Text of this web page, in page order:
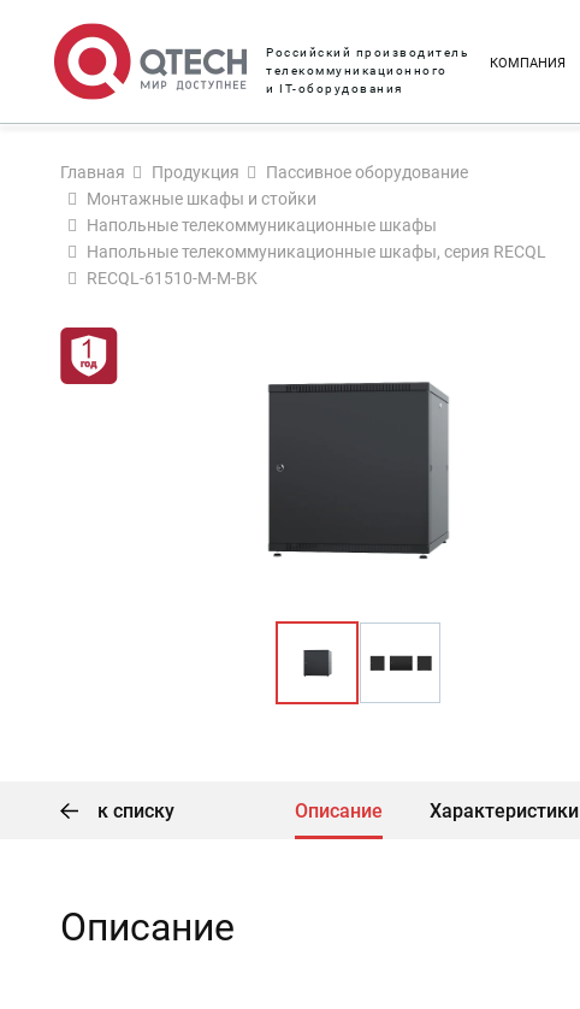
Российский производитель
телекоммуникационного
и IT-оборудования
КОМПАНИЯ
Главная Продукция
Пассивное оборудование
Монтажные шкафы и стойки
Напольные телекоммуникационные шкафы
Напольные телекоммуникационные шкафы, серия RECQL
RECQL-61510-M-M-BK
к списку Описание Характеристики
Описание